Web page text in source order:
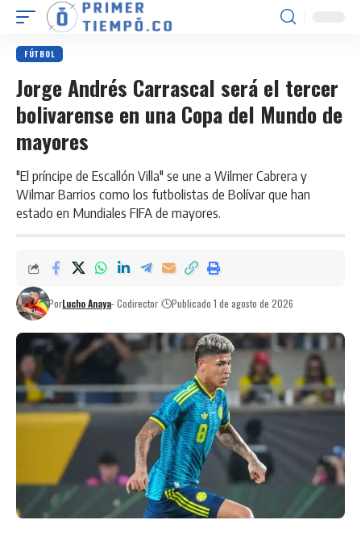
FÚTBOL
Jorge Andrés Carrascal será el tercer
bolivarense en una Copa del Mundo de
mayores
"El príncipe de Escallón Villa" se une a Wilmer Cabrera y
Wilmar Barrios como los futbolistas de Bolívar que han
estado en Mundiales FIFA de mayores.
PorLucho Anaya- Codirector Publicado 1 de agosto de 2026